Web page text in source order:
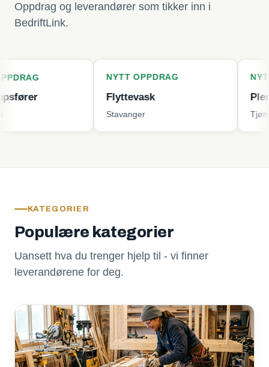
Oppdrag og leverandører som tikker inn i
BedriftLink.
NYTT OPPDRAG NYTT
Plenklipping
KATEGORIER
Populære kategorier
Uansett hva du trenger hjelp til - vi finner
leverandørene for deg.